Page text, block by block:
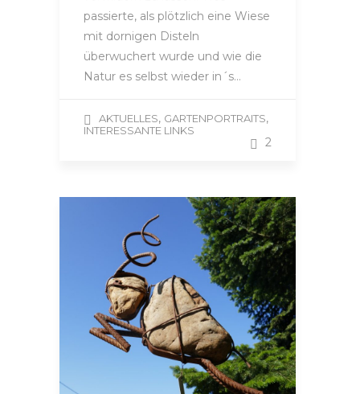
passierte, als plötzlich eine Wiese
mit dornigen Disteln
überwuchert wurde und wie die
Natur es selbst wieder in´s…
AKTUELLES, GARTENPORTRAITS,
INTERESSANTE LINKS
2